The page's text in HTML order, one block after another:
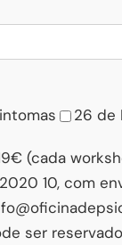
26 de
(cada
10, com
ser